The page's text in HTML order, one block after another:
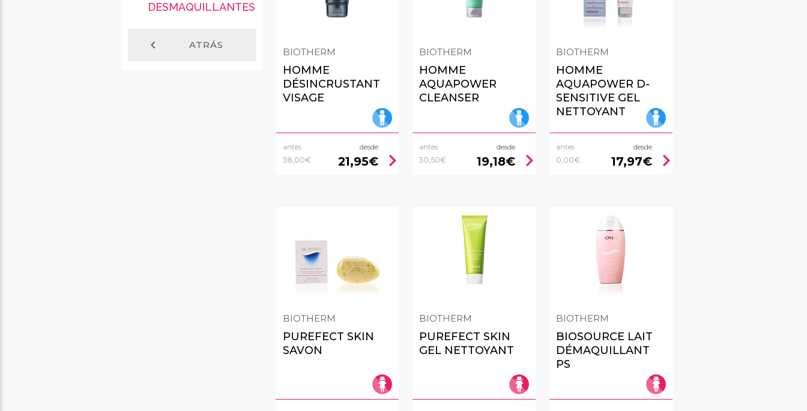
DESMAQUILLANTES
chevron_left ATRÁS
BIOTHERM
HOMME
DÉSINCRUSTANT
VISAGE
antes
38,00€
desde
21,95€ chevron_right
BIOTHERM
HOMME
AQUAPOWER
CLEANSER
antes
30,50€
desde
19,18€ chevron_right
BIOTHERM
HOMME
AQUAPOWER D-
SENSITIVE GEL
NETTOYANT
antes
0,00€
desde
17,97€ chevron_right
BIOTHERM
PUREFECT SKIN
SAVON
BIOTHERM
PUREFECT SKIN
GEL NETTOYANT
BIOTHERM
BIOSOURCE LAIT
DÉMAQUILLANT
PS